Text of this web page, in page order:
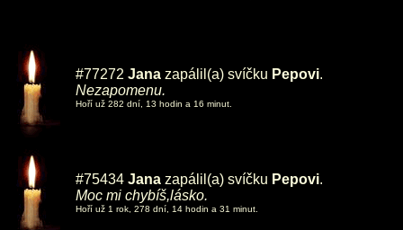
#77272 Jana zapálil(a) svíčku Pepovi.
Nezapomenu.
Hoří už 282 dní, 13 hodin a 16 minut.
#75434 Jana zapálil(a) svíčku Pepovi.
Moc mi chybíš,lásko.
Hoří už 1 rok, 278 dní, 14 hodin a 31 minut.